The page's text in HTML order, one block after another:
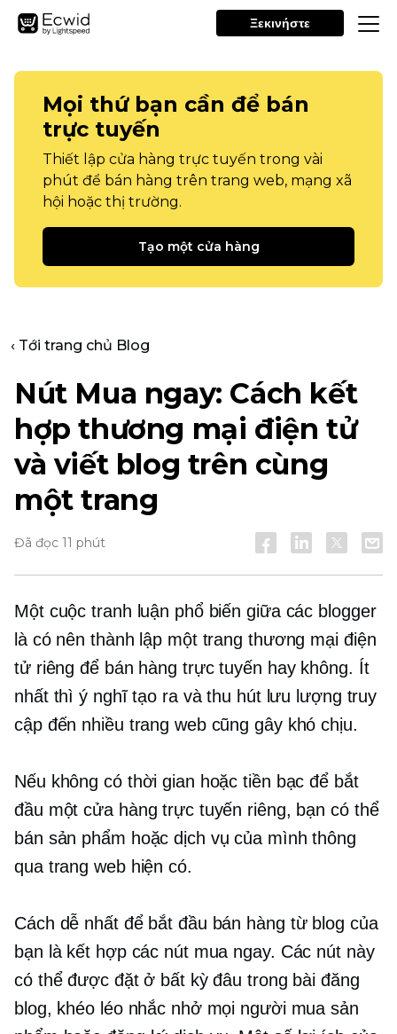
Ξεκινήστε
Mọi thứ bạn cần để bán
trực tuyến
Thiết lập cửa hàng trực tuyến trong vài
phút để bán hàng trên trang web, mạng xã
hội hoặc thị trường.
Tạo một cửa hàng
‹ Tới trang chủ Blog
Nút Mua ngay: Cách kết
hợp thương mại điện tử
và viết blog trên cùng
một trang
Đã đọc 11 phút
Một cuộc tranh luận phổ biến giữa các blogger
là có nên thành lập một trang thương mại điện
tử riêng để bán hàng trực tuyến hay không. Ít
nhất thì ý nghĩ tạo ra và thu hút lưu lượng truy
cập đến nhiều trang web cũng gây khó chịu.
Nếu không có thời gian hoặc tiền bạc để bắt
đầu một cửa hàng trực tuyến riêng, bạn có thể
bán sản phẩm hoặc dịch vụ của mình thông
qua trang web hiện có.
Cách dễ nhất để bắt đầu bán hàng từ blog của
bạn là kết hợp các nút mua ngay. Các nút này
có thể được đặt ở bất kỳ đâu trong bài đăng
blog, khéo léo nhắc nhở mọi người mua sản